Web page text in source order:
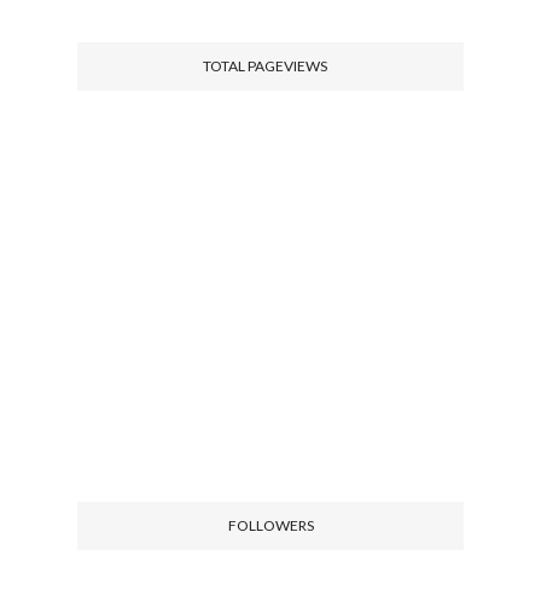
TOTAL PAGEVIEWS
FOLLOWERS